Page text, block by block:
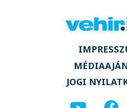
JOGI